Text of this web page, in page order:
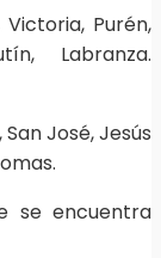
Purén,
Labranza.
José, Jesús
se encuentra